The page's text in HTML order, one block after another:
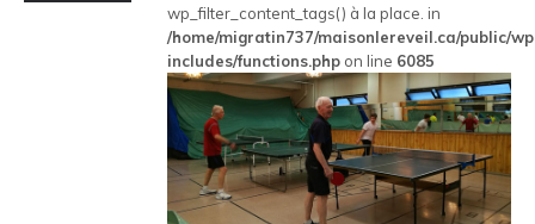
wp_filter_content_tags() à la place. in
/home/migratin737/maisonlereveil.ca/public/
includes/functions.php on line 6085